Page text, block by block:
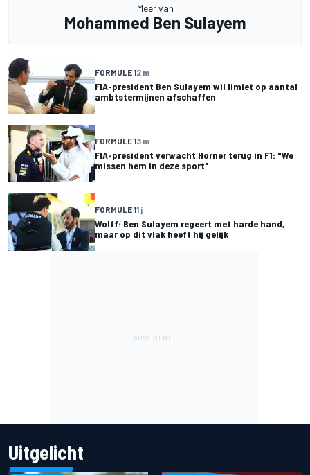
Meer van
Mohammed Ben Sulayem
FORMULE 12 m
FIA-president Ben Sulayem wil limiet op aantal
ambtstermijnen afschaffen
FORMULE 13 m
FIA-president verwacht Horner terug in F1: "We
missen hem in deze sport"
FORMULE 11 j
Wolff: Ben Sulayem regeert met harde hand,
maar op dit vlak heeft hij gelijk
Uitgelicht